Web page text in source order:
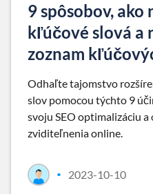
9 spôsobov, ako
kľúčové slová a
zoznam
Odhaľte tajomstvo
slov pomocou týchto 9
svoju SEO optimalizáciu
zviditeľnenia online.
• 2023-10-10